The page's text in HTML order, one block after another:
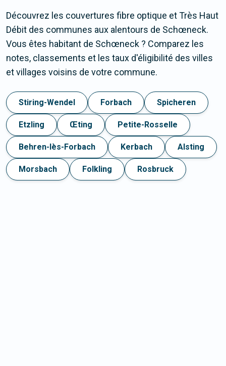
Découvrez les couvertures fibre optique et Très Haut
Débit des communes aux alentours de Schœneck.
Vous êtes habitant de Schœneck ? Comparez les
notes, classements et les taux d'éligibilité des villes
et villages voisins de votre commune.
Stiring-Wendel Forbach Spicheren
Etzling Œting Petite-Rosselle
Behren-lès-Forbach Kerbach Alsting
Morsbach Folkling Rosbruck